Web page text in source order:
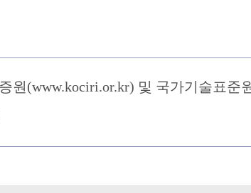
원(www.kociri.or.kr) 및 국가기술표준